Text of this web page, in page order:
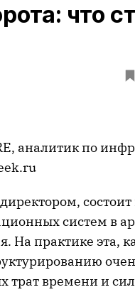
что
аналитик по
систем в
На практике эта,
трат времени и